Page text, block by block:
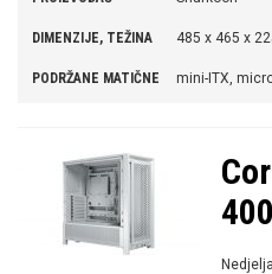
GRAFIČKE KARTICE
FILTERI ZA PRAŠINU
DIMENZIJE, TEŽINA 485 x 465 x
PODRŽANE MATIČNE mini-ITX,
RGB sa stražnje strane
dizajn, omjer
četiri ARGB ventilatora, vrlo dobre